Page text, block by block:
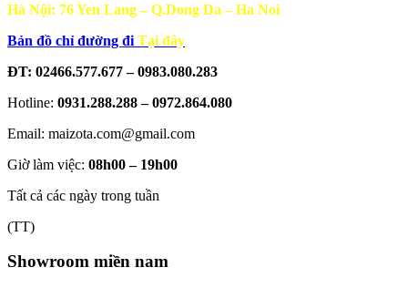
Hà Nội: 76 Yen Lang – Q.Dong Da – Ha Noi
Bản đồ chỉ đường đi Tại đây
ĐT: 02466.577.677 – 0983.080.283
Hotline: 0931.288.288 – 0972.864.080
Email: maizota.com@gmail.com
Giờ làm việc: 08h00 – 19h00
Tất cả các ngày trong tuần
(TT)
Showroom miền nam